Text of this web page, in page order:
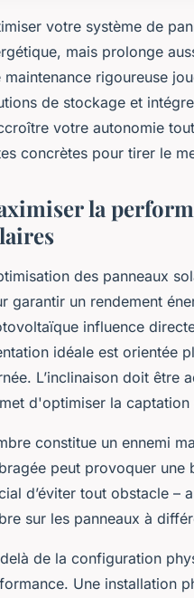
votre système de
mais prolonge
maintenance rigoureuse
de stockage et
votre autonomie
concrètes pour tirer le
la
des panneaux
garantir un rendement
influence
idéale est orientée
L’inclinaison doit être
d'optimiser la captation
constitue un ennemi
peut provoquer une
d’éviter tout obstacle –
sur les panneaux à
de la configuration
Une installation